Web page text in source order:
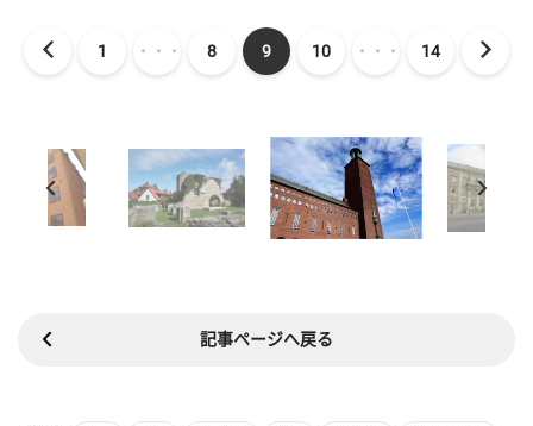
1 ・・・ 8 9 10 ・・・ 14
記事ページへ戻る